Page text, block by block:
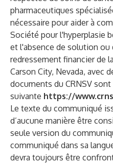
pharmaceutiques
nécessaire pour aider à
Société pour l'hyperplasie
et l'absence de solution ou
redressement financier de
Carson City, Nevada, avec
documents du CRNSV
suivante https://
Le texte du communiqué
d’aucune manière être
seule version du
communiqué dans sa
devra toujours être